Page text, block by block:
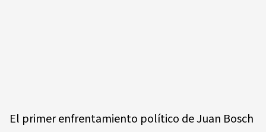
El primer enfrentamiento político de Juan Bosch